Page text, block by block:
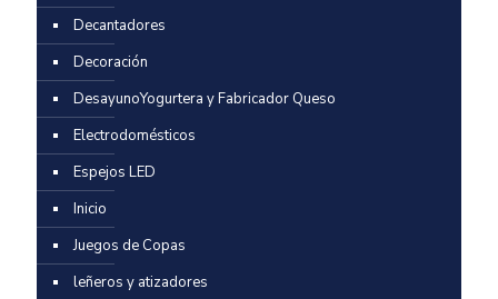
Decantadores
Decoración
DesayunoYogurtera y Fabricador Queso
Electrodomésticos
Espejos LED
Inicio
Juegos de Copas
leñeros y atizadores